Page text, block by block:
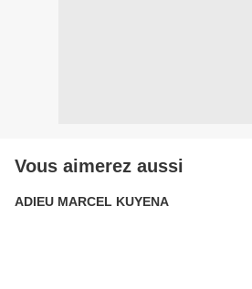
Vous aimerez aussi
ADIEU MARCEL KUYENA